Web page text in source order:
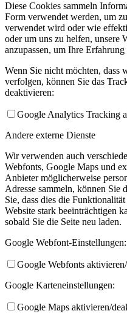
Diese Cookies sammeln
Form verwendet werden, um
verwendet wird oder wie
oder um uns zu helfen, unsere
anzupassen, um Ihre Erfahrung
Wenn Sie nicht möchten, dass
verfolgen, können Sie das
deaktivieren:
Google Analytics Tracking
Andere externe Dienste
Wir verwenden auch
Webfonts, Google Maps und
Anbieter möglicherweise
Adresse sammeln, können Sie
Sie, dass dies die
Website stark beeinträchtigen
sobald Sie die Seite neu laden.
Google Webfont-Einstellungen:
Google Webfonts
Google Karteneinstellungen:
Google Maps aktivieren/